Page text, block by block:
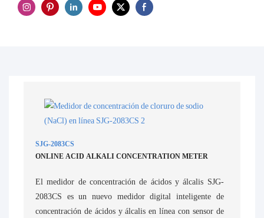
SJG-2083CS
ONLINE ACID ALKALI CONCENTRATION METER
El medidor de concentración de ácidos y álcalis SJG-
2083CS es un nuevo medidor digital inteligente de
concentración de ácidos y álcalis en línea con sensor de